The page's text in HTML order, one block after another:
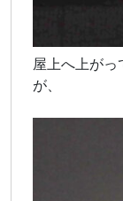
屋上へ上がっ
が、